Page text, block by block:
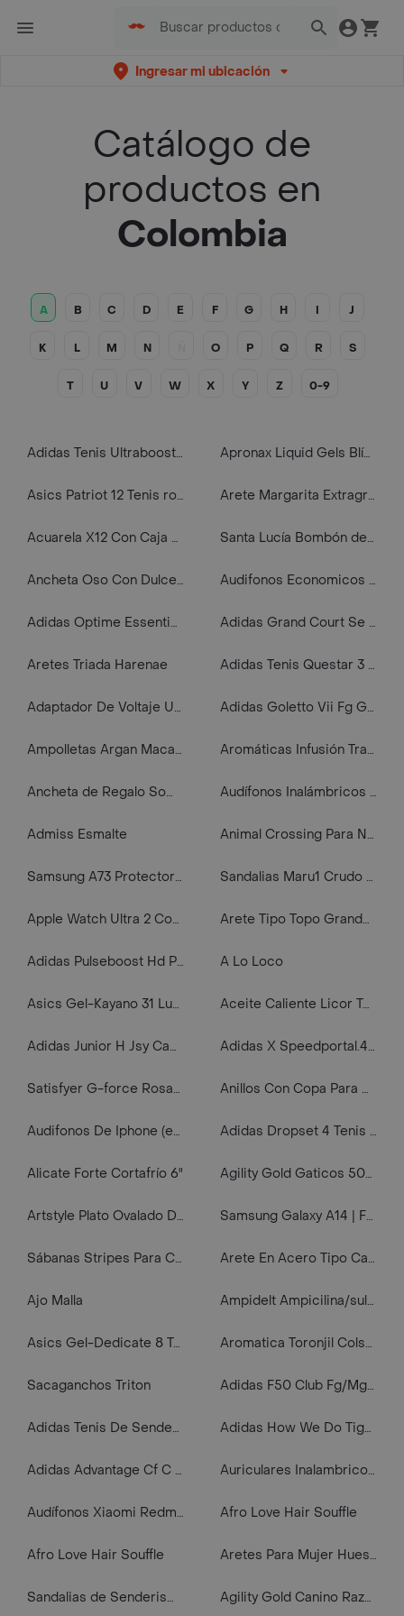
Ingresar mi ubicación
Catálogo de
productos en
Colombia
A B C D E F G H I J
K L M N O P Q R S
T U V W X Y Z 0-9
Adidas Tenis Ultraboost 5 rosado de mujer para correr Apronax Liquid Gels Blíster 5 Cápsulas
Asics Patriot 12 Tenis rosado de mujer para correr Arete Margarita Extragrande Dorada
Acuarela X12 Con Caja Acrilica Kores Santa Lucía Bombón de Chocolate Caja Zafiro
Ancheta Oso Con Dulces-cumpleaños-detalles- Regalos Audifonos Economicos Plug Marcas Variadas
Adidas Optime Essentials negro de mujer para entrenamiento Adidas Grand Court Se Tenis beige de mujer lifestyle
Aretes Triada Harenae Adidas Tenis Questar 3 azul de hombre para correr
Adaptador De Voltaje Universal 3v A 12v 2300ma Con 6 Conectores Dv-2300 Adidas Goletto Vii Fg Guayos negro de hombre para futbol
Ampolletas Argan Macadamia: Aromáticas Infusión Tradicional de Limoncillo Mercaldas
Ancheta de Regalo Somos Fascinantes Audífonos Inalámbricos Diadema Labubu
Admiss Esmalte Animal Crossing Para Nintendo Switch Nuevo Fisico
Samsung A73 Protector De Pantalla Vidrio 520d Sandalias Maru1 Crudo Talla 41 Mujer Mango
Apple Watch Ultra 2 Correa Loop Trail Naranja/Beis Talla M/L Arete Tipo Topo Grande De Motivo De Fresa
Adidas Pulseboost Hd Prct Tenis negro de hombre para correr A Lo Loco
Asics Gel-Kayano 31 Luxe Tenis gris de hombre para correr Aceite Caliente Licor Tequila Comestible Lubricante Sexo Vaginal Oral Lub Erotico
Adidas Junior H Jsy Camiseta De Equipo azul de hombre para futbol Adidas X Speedportal.4 Tf Guayos azul de hombre para futbol
Satisfyer G-force Rosado Anillos Con Copa Para Micropigmentación Y Microblading X 10
Audifonos De Iphone (entrada Circular) Adidas Dropset 4 Tenis blanco de mujer para entrenamiento
Alicate Forte Cortafrío 6" Agility Gold Gaticos 500gr
Artstyle Plato Ovalado Desechable Samsung Galaxy A14 | Forro Protector | Case Rigido | Sweet Day | Casetiki | Bordes Reforzados | Samsung | Carcasa | Funda | Anti Humedad | Full Proteccion
Sábanas Stripes Para Cama Sencilla. 100% Poliéster. Incluye: Funda 50 x 75 cm. 1 Und + Sábana Ajustable 100 x 190+25 cm. 1 Und + Sábana Plana 150 x 240 cm. 1 Und. Color: Azul. Marca: Expressions. Sku 207172 Arete En Acero Tipo Candonga Con Cruz
Ajo Malla Ampidelt Ampicilina/sulbactam Polvo 1.5g
Asics Gel-Dedicate 8 Tenis negro de hombre para tenis Aromatica Toronjil Colsubsidio Cj
Sacaganchos Triton Adidas F50 Club Fg/Mg azul de hombre para futbol
Adidas Tenis De Senderismo Terrex Anylander gris de hombre para outdoor Adidas How We Do Tight Licra naranja de mujer para correr
Adidas Advantage Cf C Tenis blanco de niño lifestyle Auriculares Inalambricos Con Diseno Divertido Y Rgb
Audífonos Xiaomi Redmi Buds 6 Active Blanco Afro Love Hair Souffle
Afro Love Hair Souffle Aretes Para Mujer Hueso Perro Fabricados En Plata 925
Sandalias de Senderismo Livianas Con Velcro Para Niños Mh900 - Azul Agility Gold Canino Razas Pequeñas Adultos Piel Y Pelo 1,5 Kg